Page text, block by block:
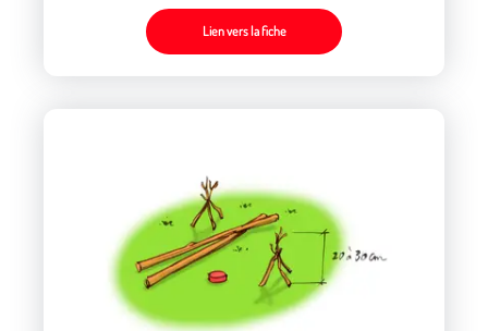
Lien vers la fiche